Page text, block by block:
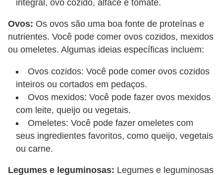
integral, ovo cozido, alface e tomate.
Ovos: Os ovos são uma boa fonte de proteínas e
nutrientes. Você pode comer ovos cozidos, mexidos
ou omeletes. Algumas ideias específicas incluem:
Ovos cozidos: Você pode comer ovos cozidos
inteiros ou cortados em pedaços.
Ovos mexidos: Você pode fazer ovos mexidos
com leite, queijo ou vegetais.
Omeletes: Você pode fazer omeletes com
seus ingredientes favoritos, como queijo, vegetais
ou carne.
Legumes e leguminosas: Legumes e leguminosas